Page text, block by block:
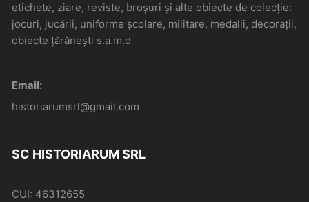
etichete, ziare, reviste, broșuri și alte obiecte de colecție:
jocuri, jucării, uniforme școlare, militare, medalii, decorații,
obiecte țărănești s.a.m.d
Email:
historiarumsrl@gmail.com
SC HISTORIARUM SRL
CUI: 46312655